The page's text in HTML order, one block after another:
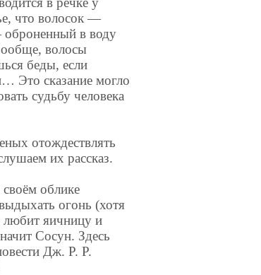
что волосок —
оброненный в воду
волосы
беды, если
Это сказание могло
судьбу человека
отождествлять
их рассказ.
облике
огонь (хотя
любит яичницу и
Сосун. Здесь
Дж. Р. Р.